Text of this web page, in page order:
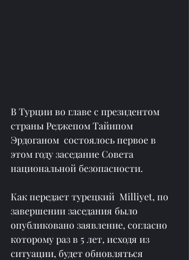
В Турции во главе с президентом
страны Реджепом Тайипом
Эрдоганом  состоялось первое в
этом году заседание Совета
национальной безопасности.
Как передает турецкий  Milliyet, по
завершении заседания было
опубликовано заявление, согласно
которому раз в 5 лет, исходя из
ситуации, будет обновляться